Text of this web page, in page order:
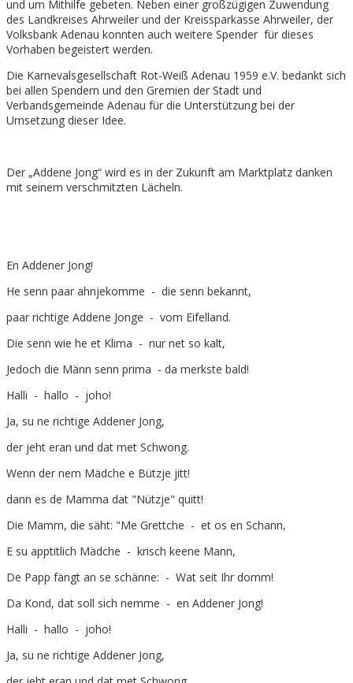
und um Mithilfe gebeten. Neben einer großzügigen Zuwendung
des Landkreises Ahrweiler und der Kreissparkasse Ahrweiler, der
Volksbank Adenau konnten auch weitere Spender für dieses
Vorhaben begeistert werden.
Die Karnevalsgesellschaft Rot-Weiß Adenau 1959 e.V. bedankt sich
bei allen Spendern und den Gremien der Stadt und
Verbandsgemeinde Adenau für die Unterstützung bei der
Umsetzung dieser Idee.
Der „Addene Jong“ wird es in der Zukunft am Marktplatz danken
mit seinem verschmitzten Lächeln.
En Addener Jong!
He senn paar ahnjekomme - die senn bekannt,
paar richtige Addene Jonge - vom Eifelland.
Die senn wie he et Klima - nur net so kalt,
Jedoch die Männ senn prima - da merkste bald!
Halli - hallo - joho!
Ja, su ne richtige Addener Jong,
der jeht eran und dat met Schwong.
Wenn der nem Mädche e Bützje jitt!
dann es de Mamma dat "Nützje" quitt!
Die Mamm, die säht: "Me Grettche - et os en Schann,
E su apptitlich Mädche - krisch keene Mann,
De Papp fängt an se schänne: - Wat seit Ihr domm!
Da Kond, dat soll sich nemme - en Addener Jong!
Halli - hallo - joho!
Ja, su ne richtige Addener Jong,